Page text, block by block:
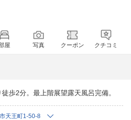
屋 写真 クーポン クチコミ
歩2分。最上階展望露天風呂完備。
天王町1-50-8